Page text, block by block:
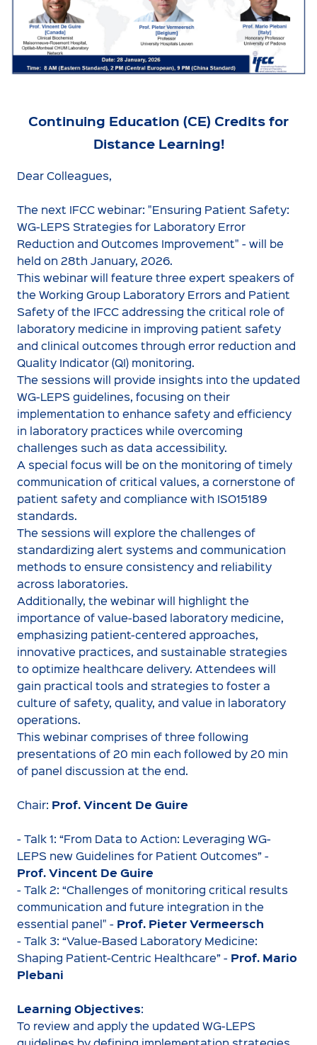
Continuing Education (CE) Credits for
Distance Learning!
Dear Colleagues,
The next IFCC webinar: "Ensuring Patient Safety:
WG-LEPS Strategies for Laboratory Error
Reduction and Outcomes Improvement" - will be
held on 28th January, 2026.
This webinar will feature three expert speakers of
the Working Group Laboratory Errors and Patient
Safety of the IFCC addressing the critical role of
laboratory medicine in improving patient safety
and clinical outcomes through error reduction and
Quality Indicator (QI) monitoring.
The sessions will provide insights into the updated
WG-LEPS guidelines, focusing on their
implementation to enhance safety and efficiency
in laboratory practices while overcoming
challenges such as data accessibility.
A special focus will be on the monitoring of timely
communication of critical values, a cornerstone of
patient safety and compliance with ISO15189
standards.
The sessions will explore the challenges of
standardizing alert systems and communication
methods to ensure consistency and reliability
across laboratories.
Additionally, the webinar will highlight the
importance of value-based laboratory medicine,
emphasizing patient-centered approaches,
innovative practices, and sustainable strategies
to optimize healthcare delivery. Attendees will
gain practical tools and strategies to foster a
culture of safety, quality, and value in laboratory
operations.
This webinar comprises of three following
presentations of 20 min each followed by 20 min
of panel discussion at the end.
Chair: Prof. Vincent De Guire
- Talk 1: “From Data to Action: Leveraging WG-
LEPS new Guidelines for Patient Outcomes” -
Prof. Vincent De Guire
- Talk 2: “Challenges of monitoring critical results
communication and future integration in the
essential panel" - Prof. Pieter Vermeersch
- Talk 3: “Value-Based Laboratory Medicine:
Shaping Patient-Centric Healthcare” - Prof. Mario
Plebani
Learning Objectives:
To review and apply the updated WG-LEPS